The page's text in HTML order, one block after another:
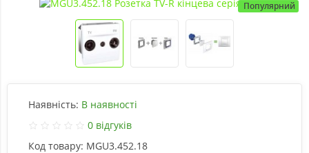
Популярний
Наявність: В наявності
0 відгуків
Код товару: MGU3.452.18